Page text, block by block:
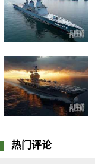
热门评论